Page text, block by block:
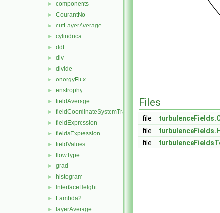
► components
► CourantNo
► cutLayerAverage
► cylindrical
► ddt
► div
► divide
► energyFlux
► enstrophy
► fieldAverage
► fieldCoordinateSystemTransform
► fieldExpression
► fieldsExpression
► fieldValues
► flowType
► grad
► histogram
► interfaceHeight
► Lambda2
► layerAverage
Files
file
file
file